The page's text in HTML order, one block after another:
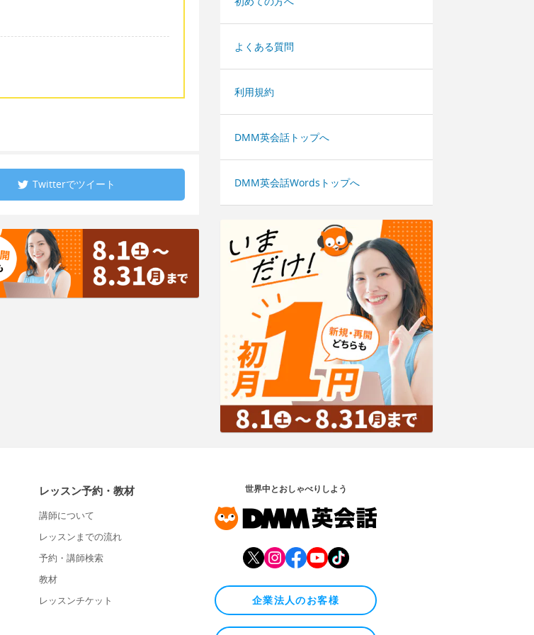
Twitterでツイート
よくある質問
利用規約
DMM英会話トップへ
DMM英会話Wordsトップへ
レッスン予約・教材
講師について
レッスンまでの流れ
予約・講師検索
教材
レッスンチケット
世界中とおしゃべりしよう
企業法人のお客様